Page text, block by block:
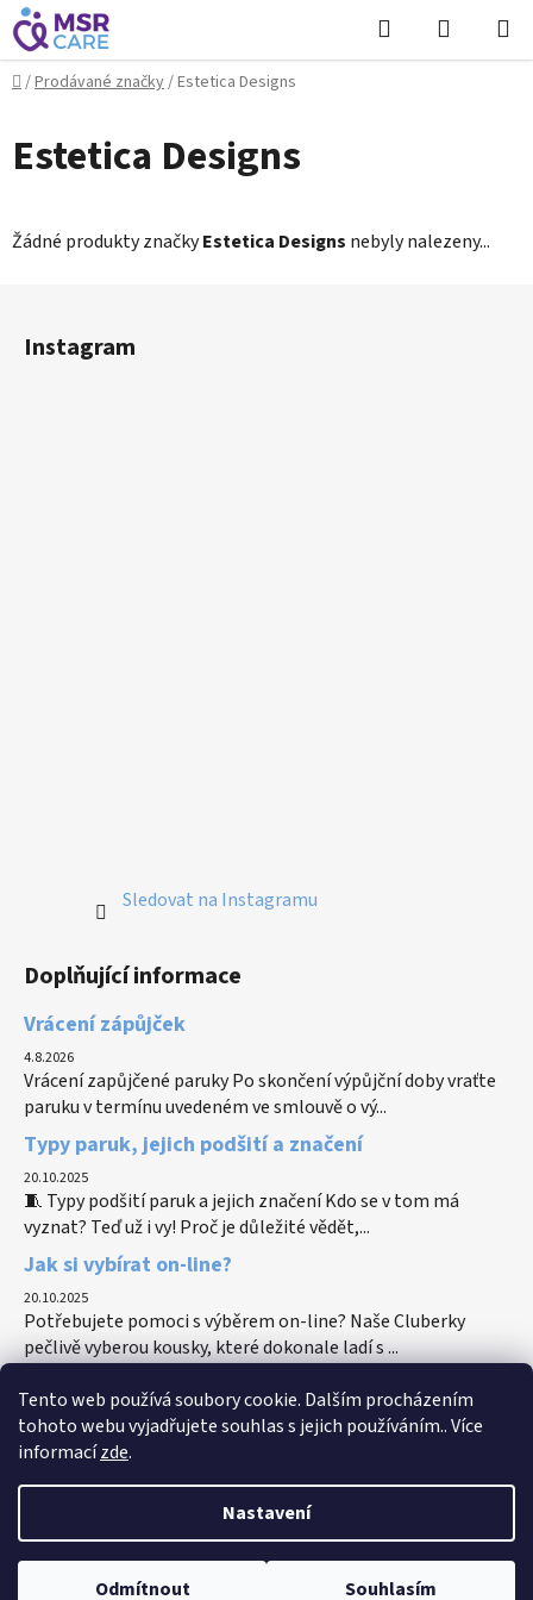
Tento web používá soubory cookie. Dalším procházením
tohoto webu vyjadřujete souhlas s jejich používáním.. Více
informacízde.
Nastavení
Odmítnout Souhlasím
Přejít
na
obsah
Hledat
KOŠÍK
Domů
/Prodávané značky/Estetica Designs
Estetica Designs
Žádné produkty značkyEstetica Designs nebyly nalezeny...
Instagram
Sledovat na Instagramu
Doplňující informace
Vrácení zápůjček
4.8.2026
Vrácení zapůjčené paruky Po skončení výpůjční doby vraťte
paruku v termínu uvedeném ve smlouvě o vý...
Typy paruk, jejich podšití a značení
20.10.2025
🧵 Typy podšití paruk a jejich značení Kdo se v tom má
vyznat? Teď už i vy! Proč je důležité vědět,...
Jak si vybírat on-line?
20.10.2025
Potřebujete pomoci s výběrem on-line? Naše Cluberky
pečlivě vyberou kousky, které dokonale ladí s ...
Hlavní web spolku Dobroshop MsR
Vytvořil Shoptet